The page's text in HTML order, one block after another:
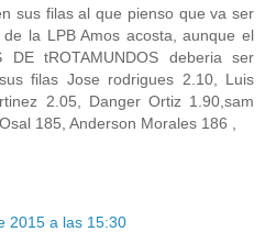
sus filas al que pienso que va ser
la LPB Amos acosta, aunque el
DE tROTAMUNDOS deberia ser
filas Jose rodrigues 2.10, Luis
2.05, Danger Ortiz 1.90,sam
185, Anderson Morales 186 ,
2015 a las 15:30